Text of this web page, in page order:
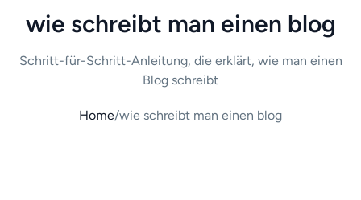
wie schreibt man einen blog
Schritt-für-Schritt-Anleitung, die erklärt, wie man einen
Blog schreibt
Home/wie schreibt man einen blog